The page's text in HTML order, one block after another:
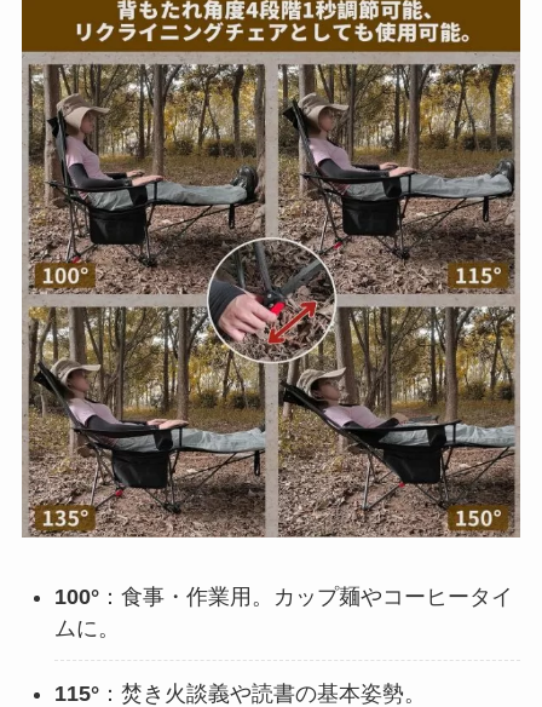
100°：食事・作業用。カップ麺やコーヒータイ
ムに。
115°：焚き火談義や読書の基本姿勢。